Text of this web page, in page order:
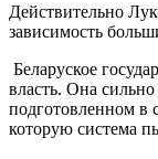
Действительно
зависимость
Беларуское
власть. Она
подготовленном в
которую система